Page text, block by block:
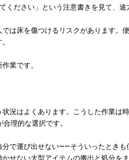
ください」という注意書きを見て、途
は床を傷つけるリスクがあります。
業です。
況はよくあります。こうした作業は
理的な選択です。
で運び出せない——そういったときも
せない大型アイテムの搬出と処分を